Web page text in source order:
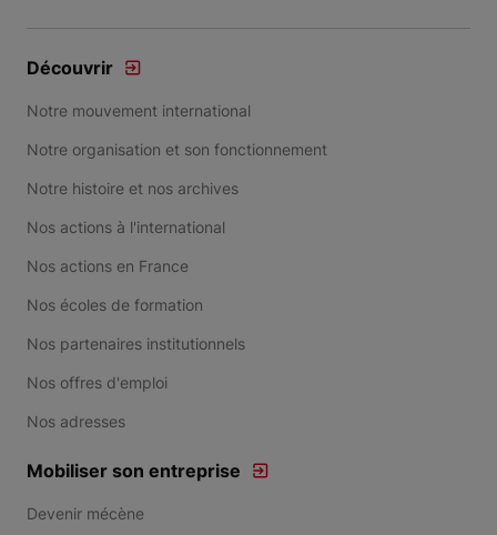
Découvrir
Notre mouvement international
Notre organisation et son fonctionnement
Notre histoire et nos archives
Nos actions à l'international
Nos actions en France
Nos écoles de formation
Nos partenaires institutionnels
Nos offres d'emploi
Nos adresses
Mobiliser son entreprise
Devenir mécène